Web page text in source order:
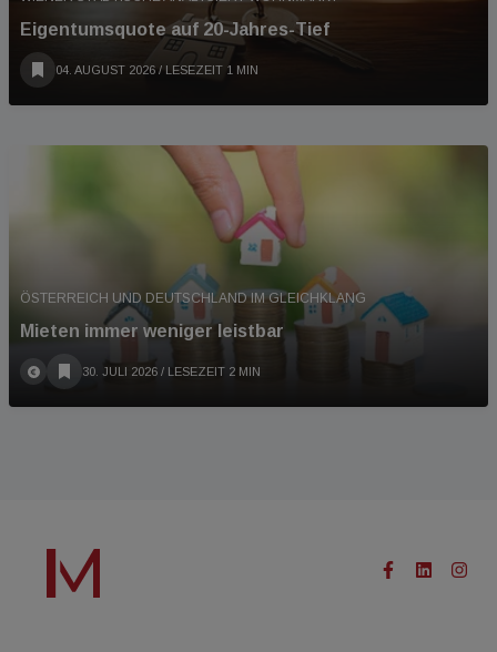
Eigentumsquote auf 20-Jahres-Tief
04. AUGUST 2026 / LESEZEIT 1 MIN
ÖSTERREICH UND DEUTSCHLAND IM GLEICHKLANG
Mieten immer weniger leistbar
30. JULI 2026 / LESEZEIT 2 MIN